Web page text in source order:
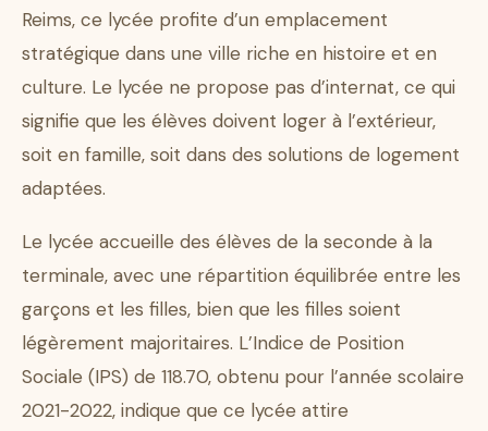
Reims, ce lycée profite d’un emplacement
stratégique dans une ville riche en histoire et en
culture. Le lycée ne propose pas d’internat, ce qui
signifie que les élèves doivent loger à l’extérieur,
soit en famille, soit dans des solutions de logement
adaptées.
Le lycée accueille des élèves de la seconde à la
terminale, avec une répartition équilibrée entre les
garçons et les filles, bien que les filles soient
légèrement majoritaires. L’Indice de Position
Sociale (IPS) de 118.70, obtenu pour l’année scolaire
2021-2022, indique que ce lycée attire